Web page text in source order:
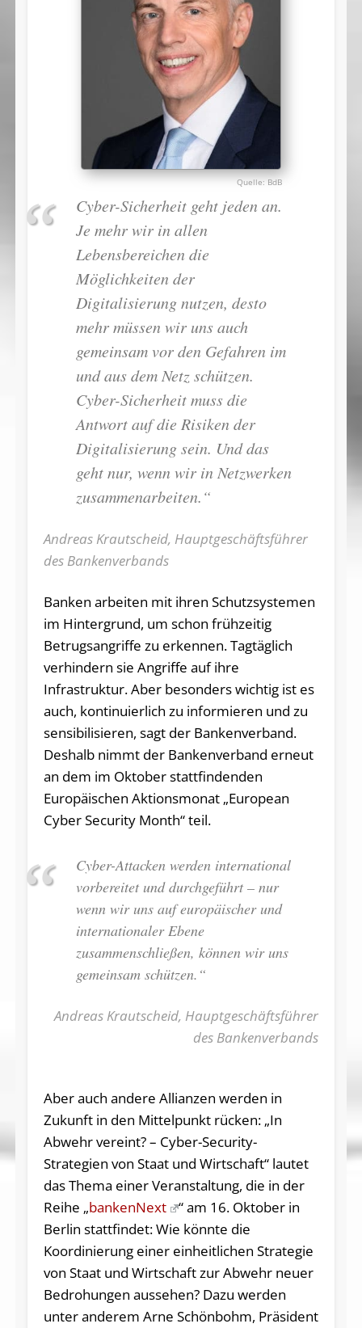
BdB
Cyber-Sicherheit geht jeden an.
Je mehr wir in allen
Lebensbereichen die
Möglichkeiten der
Digitalisierung nutzen, desto
mehr müssen wir uns auch
gemeinsam vor den Gefahren im
und aus dem Netz schützen.
Cyber-Sicherheit muss die
Antwort auf die Risiken der
Digitalisierung sein. Und das
geht nur, wenn wir in Netzwerken
zusammenarbeiten.“
Andreas Krautscheid, Hauptgeschäftsführer
des Bankenverbands
Banken arbeiten mit ihren Schutzsystemen
im Hintergrund, um schon frühzeitig
Betrugsangriffe zu erkennen. Tagtäglich
verhindern sie Angriffe auf ihre
Infrastruktur. Aber besonders wichtig ist es
auch, kontinuierlich zu informieren und zu
sensibilisieren, sagt der Bankenverband.
Deshalb nimmt der Bankenverband erneut
an dem im Oktober stattfindenden
Europäischen Aktionsmonat „European
Cyber Security Month“ teil.
Cyber-Attacken werden international
vorbereitet und durchgeführt – nur
wenn wir uns auf europäischer und
internationaler Ebene
zusammenschließen, können wir uns
gemeinsam schützen.“
Andreas Krautscheid, Hauptgeschäftsführer
des Bankenverbands
Aber auch andere Allianzen werden in
Zukunft in den Mittelpunkt rücken: „In
Abwehr vereint? – Cyber-Security-
Strategien von Staat und Wirtschaft“ lautet
das Thema einer Veranstaltung, die in der
Reihe „bankenNext
“ am 16. Oktober in
Berlin stattfindet: Wie könnte die
Koordinierung einer einheitlichen Strategie
von Staat und Wirtschaft zur Abwehr neuer
Bedrohungen aussehen? Dazu werden
unter anderem Arne Schönbohm, Präsident